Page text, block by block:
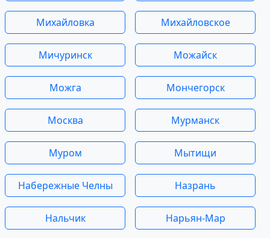
Михайловка Михайловское
Мичуринск Можайск
Можга Мончегорск
Москва Мурманск
Муром Мытищи
Набережные Челны Назрань
Нальчик Нарьян-Мар